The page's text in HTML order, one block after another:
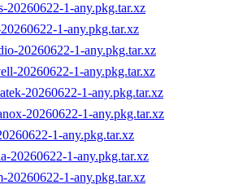
20260622-1-any.pkg.tar.xz
1-any.pkg.tar.xz
20260622-1-any.pkg.tar.xz
20260622-1-any.pkg.tar.xz
20260622-1-any.pkg.tar.xz
20260622-1-any.pkg.tar.xz
1-any.pkg.tar.xz
20260622-1-any.pkg.tar.xz
20260622-1-any.pkg.tar.xz